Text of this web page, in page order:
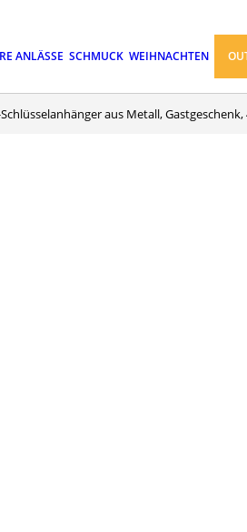
ANLÄSSE SCHMUCK WEIHNACHTEN
Schlüsselanhänger aus Metall, Gastgeschenk,